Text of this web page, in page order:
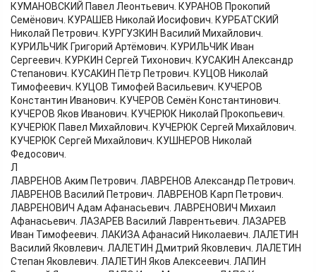
КУМАНОВСКИЙ Павел Леонтьевич. КУРАНОВ Прокопий
Семёнович. КУРАШЕВ Николай Иосифович. КУРБАТСКИЙ
Николай Петрович. КУРГУЗКИН Василий Михайлович.
КУРИЛЬЧИК Григорий Артёмович. КУРИЛЬЧИК Иван
Сергеевич. КУРКИН Сергей Тихонович. КУСАКИН Александр
Степанович. КУСАКИН Пётр Петрович. КУЦОВ Николай
Тимофеевич. КУЦОВ Тимофей Васильевич. КУЧЕРОВ
Константин Иванович. КУЧЕРОВ Семён Константинович.
КУЧЕРОВ Яков Иванович. КУЧЕРЮК Николай Прокопьевич.
КУЧЕРЮК Павел Михайлович. КУЧЕРЮК Сергей Михайлович.
КУЧЕРЮК Сергей Михайлович. КУШНЕРОВ Николай
Федосович.
Л
ЛАВРЕНОВ Аким Петрович. ЛАВРЕНОВ Александр Петрович.
ЛАВРЕНОВ Василий Петрович. ЛАВРЕНОВ Карп Петрович.
ЛАВРЕНОВИЧ Адам Афанасьевич. ЛАВРЕНОВИЧ Михаил
Афанасьевич. ЛАЗАРЕВ Василий Лаврентьевич. ЛАЗАРЕВ
Иван Тимофеевич. ЛАКИЗА Афанасий Николаевич. ЛАЛЕТИН
Василий Яковлевич. ЛАЛЕТИН Дмитрий Яковлевич. ЛАЛЕТИН
Степан Яковлевич. ЛАЛЕТИН Яков Алексеевич. ЛАПИН